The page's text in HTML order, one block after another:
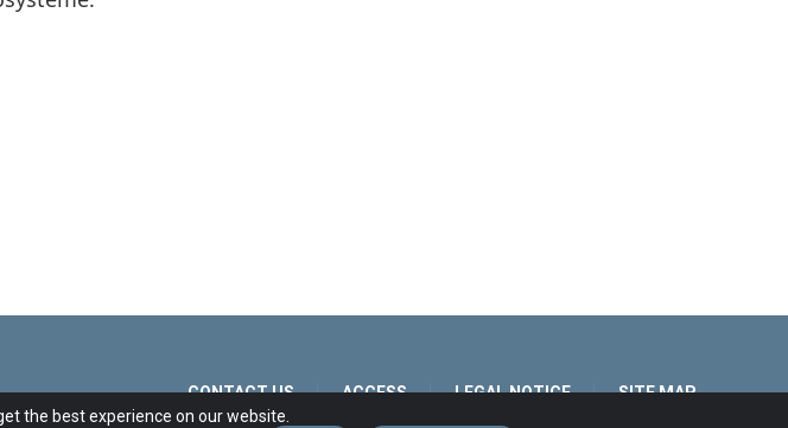
CONTACT US ACCESS LEGAL NOTICE SITE MAP
© 2015 SIA
the best experience on our website.